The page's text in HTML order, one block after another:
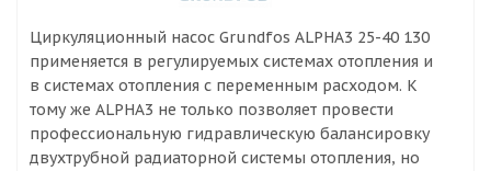
Циркуляционный насос Grundfos ALPHA3 25-40 130
применяется в регулируемых системах отопления и
в системах отопления с переменным расходом. К
тому же ALPHA3 не только позволяет провести
профессиональную гидравлическую балансировку
двухтрубной радиаторной системы отопления, но